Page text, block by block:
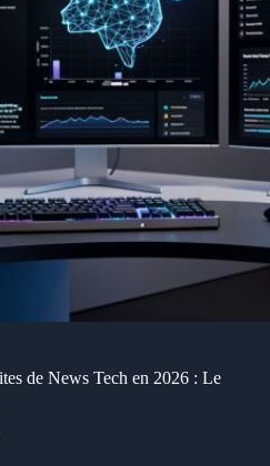
de News Tech en 2026 : Le